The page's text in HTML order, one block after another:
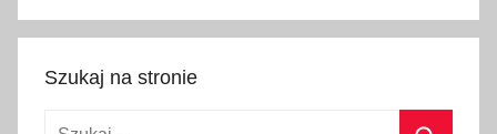
k
Szukaj na stronie
Szukaj: